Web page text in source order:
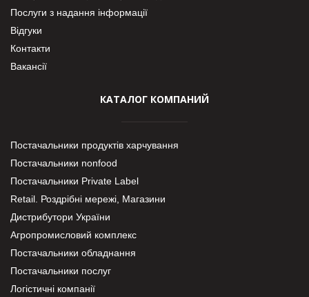
Послуги з надання інформації
Відгуки
Контакти
Вакансії
КАТАЛОГ КОМПАНИЙ
Постачальники продуктів харчування
Постачальники nonfood
Постачальники Private Label
Retail. Роздрібні мережі, Магазини
Дистрибутори України
Агропромисловий комплекс
Постачальники обладнання
Постачальники послуг
Логістичні компанії